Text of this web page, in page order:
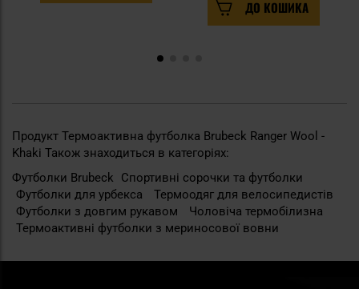
ДО КОШИКА
Продукт Термоактивна футболка Brubeck Ranger Wool -
Khaki Також знаходиться в категоріях:
Футболки Brubeck
Спортивні сорочки та футболки
Футболки для урбекса
Термоодяг для велосипедистів
Футболки з довгим рукавом
Чоловіча термобілизна
Термоактивні футболки з мериносової вовни